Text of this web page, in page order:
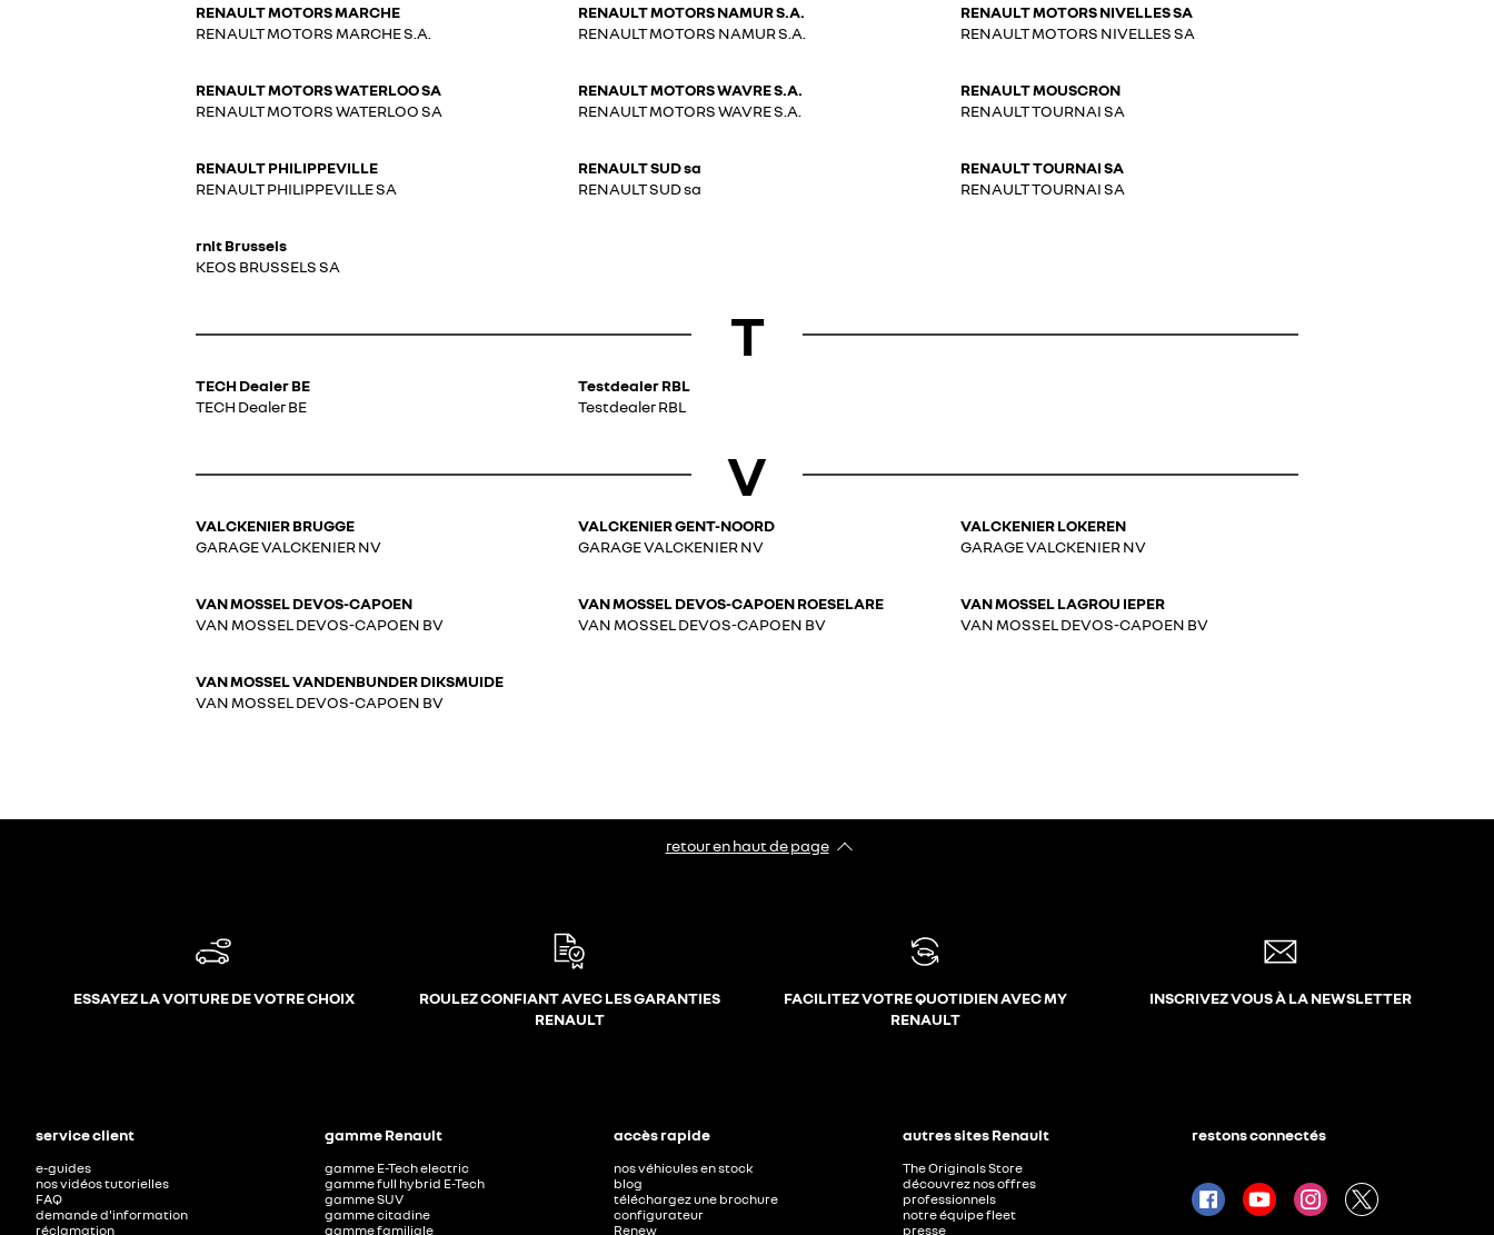
RENAULT MOTORS MARCHE
RENAULT MOTORS MARCHE S.A.
RENAULT MOTORS NAMUR S.A.
RENAULT MOTORS NAMUR S.A.
RENAULT MOTORS NIVELLES SA
RENAULT MOTORS NIVELLES SA
RENAULT MOTORS WATERLOO SA
RENAULT MOTORS WATERLOO SA
RENAULT MOTORS WAVRE S.A.
RENAULT MOTORS WAVRE S.A.
RENAULT MOUSCRON
RENAULT TOURNAI SA
RENAULT PHILIPPEVILLE
RENAULT PHILIPPEVILLE SA
RENAULT SUD sa
RENAULT SUD sa
RENAULT TOURNAI SA
RENAULT TOURNAI SA
rnlt Brussels
KEOS BRUSSELS SA
T
TECH Dealer BE
TECH Dealer BE
Testdealer RBL
Testdealer RBL
V
VALCKENIER BRUGGE
GARAGE VALCKENIER NV
VALCKENIER GENT-NOORD
GARAGE VALCKENIER NV
VALCKENIER LOKEREN
GARAGE VALCKENIER NV
VAN MOSSEL DEVOS-CAPOEN
VAN MOSSEL DEVOS-CAPOEN BV
VAN MOSSEL DEVOS-CAPOEN ROESELARE
VAN MOSSEL DEVOS-CAPOEN BV
VAN MOSSEL LAGROU IEPER
VAN MOSSEL DEVOS-CAPOEN BV
VAN MOSSEL VANDENBUNDER DIKSMUIDE
VAN MOSSEL DEVOS-CAPOEN BV
retour en haut de page​
ESSAYEZ LA VOITURE DE VOTRE CHOIX
ROULEZ CONFIANT AVEC LES GARANTIES
RENAULT
FACILITEZ VOTRE QUOTIDIEN AVEC MY
RENAULT
INSCRIVEZ VOUS À LA NEWSLETTER
service client
e-guides
nos vidéos tutorielles
FAQ
demande d'information
réclamation
gamme Renault
gamme E-Tech electric
gamme full hybrid E-Tech
gamme SUV
gamme citadine
gamme familiale
accès rapide
nos véhicules en stock
blog
téléchargez une brochure
configurateur
Renew
autres sites Renault
The Originals Store
découvrez nos offres
professionnels
notre équipe fleet
presse
restons connectés